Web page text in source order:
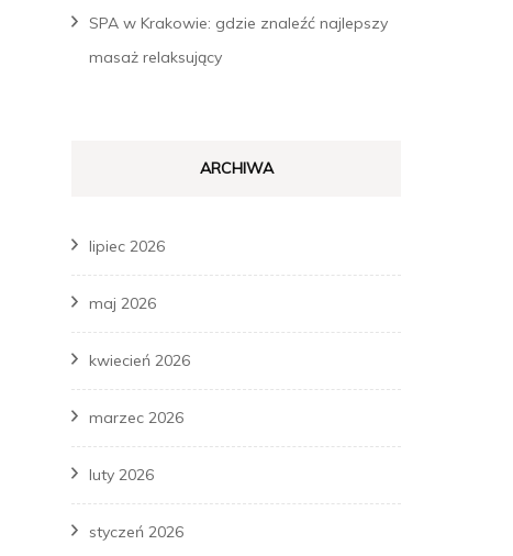
SPA w Krakowie: gdzie znaleźć najlepszy
masaż relaksujący
ARCHIWA
lipiec 2026
maj 2026
kwiecień 2026
marzec 2026
luty 2026
styczeń 2026